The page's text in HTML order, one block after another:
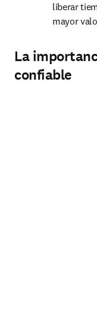
liberar
mayor
La
confiable